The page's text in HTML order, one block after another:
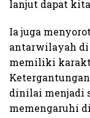
lanjut dapat
Ia juga
antarwilayah
memiliki
dinilai menjadi
memengaruhi